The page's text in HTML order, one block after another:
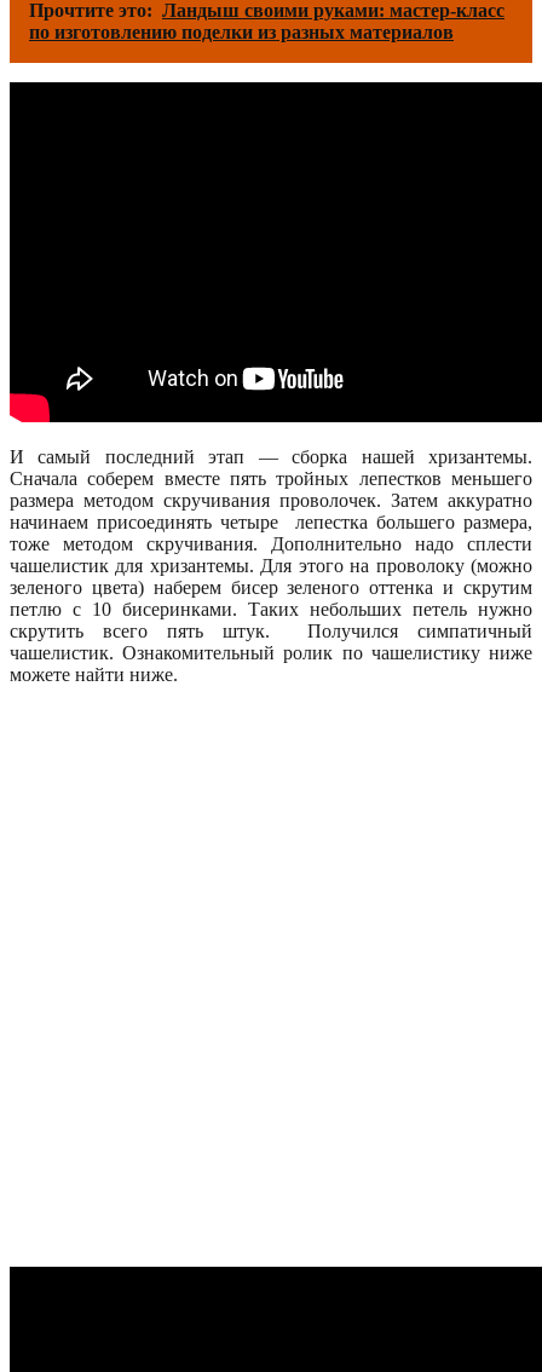
Прочтите это: Ландыш своими руками: мастер-класс
по изготовлению поделки из разных материалов
И самый последний этап — сборка нашей хризантемы.
Сначала соберем вместе пять тройных лепестков меньшего
размера методом скручивания проволочек. Затем аккуратно
начинаем присоединять четыре лепестка большего размера,
тоже методом скручивания. Дополнительно надо сплести
чашелистик для хризантемы. Для этого на проволоку (можно
зеленого цвета) наберем бисер зеленого оттенка и скрутим
петлю с 10 бисеринками. Таких небольших петель нужно
скрутить всего пять штук. Получился симпатичный
чашелистик. Ознакомительный ролик по чашелистику ниже
можете найти ниже.